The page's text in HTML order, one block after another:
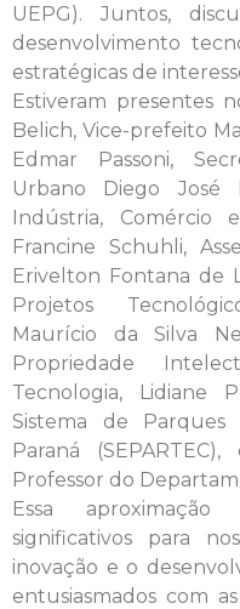
UEPG). Juntos,
desenvolvimento
estratégicas de
Estiveram presentes
Belich, Vice-prefeito
Edmar Passoni,
Urbano Diego José
Indústria, Comércio
Francine Schuhli,
Erivelton Fontana de
Projetos
Maurício da Silva
Propriedade
Tecnologia, Lidiane
Sistema de Parques
Paraná
Professor do
Essa
significativos para
inovação e o
entusiasmados com